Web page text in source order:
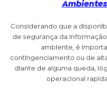
Considerando que a
de segurança da
ambiente, é
contingenciamento ou de
diante de alguma queda,
operacional